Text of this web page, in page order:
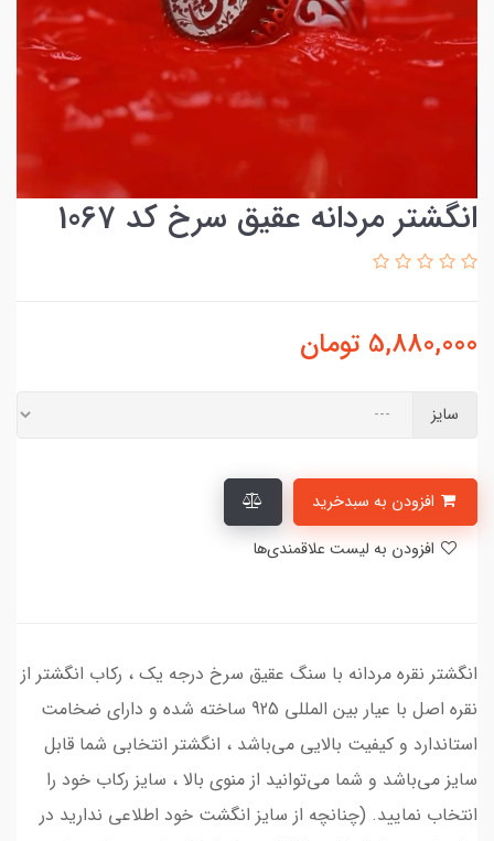
انگشتر مردانه عقیق سرخ کد 1067
5,880,000 تومان
سایز
انگشتر نقره مردانه با سنگ عقیق سرخ درجه یک ، رکاب انگشتر از
نقره اصل با عیار بین المللی 925 ساخته شده و دارای ضخامت
استاندارد و کیفیت بالایی می‌باشد ، انگشتر انتخابی شما قابل
سایز می‌باشد و شما می‌توانید از منوی بالا ، سایز رکاب خود را
انتخاب نمایید. (چنانچه از سایز انگشت خود اطلاعی ندارید در